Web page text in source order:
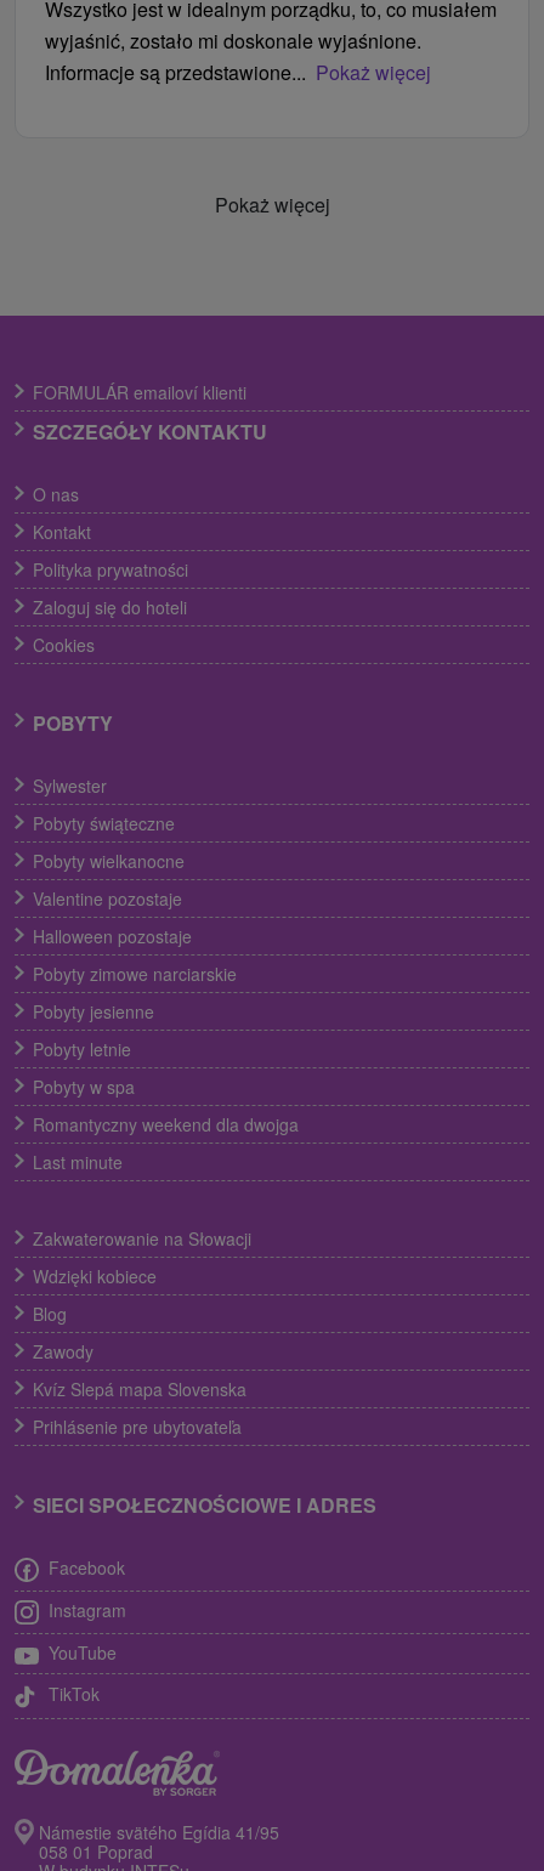
Wszystko jest w idealnym porządku, to, co musiałem
wyjaśnić, zostało mi doskonale wyjaśnione.
Informacje są przedstawione... Pokaż więcej
Pokaż więcej
FORMULÁR emailoví klienti
SZCZEGÓŁY KONTAKTU
O nas
Kontakt
Polityka prywatności
Zaloguj się do hoteli
Cookies
POBYTY
Sylwester
Pobyty świąteczne
Pobyty wielkanocne
Valentine pozostaje
Halloween pozostaje
Pobyty zimowe narciarskie
Pobyty jesienne
Pobyty letnie
Pobyty w spa
Romantyczny weekend dla dwojga
Last minute
Zakwaterowanie na Słowacji
Wdzięki kobiece
Blog
Zawody
Kvíz Slepá mapa Slovenska
Prihlásenie pre ubytovateľa
SIECI SPOŁECZNOŚCIOWE I ADRES
Facebook
Instagram
YouTube
TikTok
Námestie svätého Egídia 41/95
058 01 Poprad